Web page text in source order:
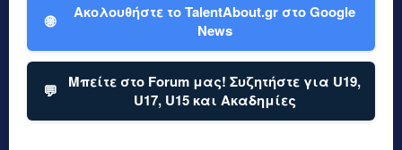
🌐
Ακολουθήστε το TalentAbout.gr στο Google
News
💬
Μπείτε στο Forum μας! Συζητήστε για U19,
U17, U15 και Ακαδημίες